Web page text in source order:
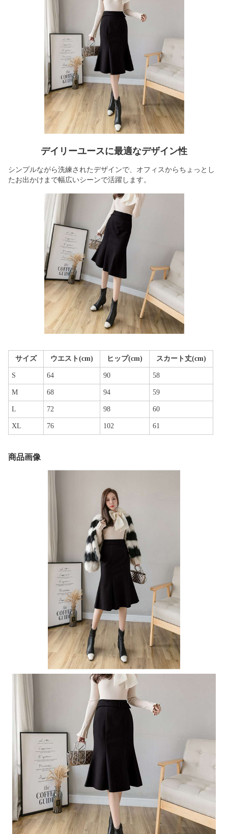
デイリーユースに最適なデザイン性
シンプルながら洗練されたデザインで、オフィスからちょっとし
たお出かけまで幅広いシーンで活躍します。
サイズ ウエスト(cm) ヒップ(cm) スカート丈(cm)
S 64 90 58
M 68 94 59
L 72 98 60
XL 76 102 61
商品画像